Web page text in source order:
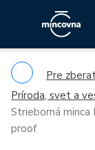
Pre
Príroda, svet a
Strieborná minca
proof